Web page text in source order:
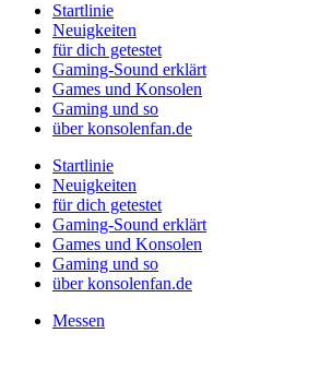
Startlinie
Neuigkeiten
für dich getestet
Gaming-Sound erklärt
Games und Konsolen
Gaming und so
über konsolenfan.de
Startlinie
Neuigkeiten
für dich getestet
Gaming-Sound erklärt
Games und Konsolen
Gaming und so
über konsolenfan.de
Messen